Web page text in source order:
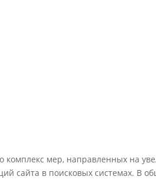
комплекс мер, направленных на
сайта в поисковых системах. В